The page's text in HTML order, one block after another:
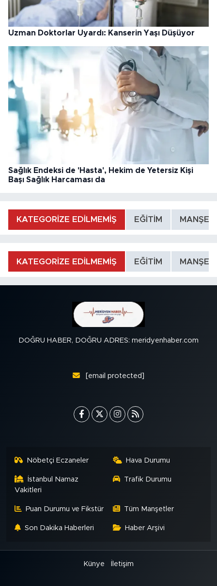
Uzman Doktorlar Uyardı: Kanserin Yaşı Düşüyor
Sağlık Endeksi de 'Hasta', Hekim de Yetersiz Kişi
Başı Sağlık Harcaması da
KATEGORİZE EDİLMEMİŞ EĞİTİM MANŞET
KATEGORİZE EDİLMEMİŞ EĞİTİM MANŞET
DOĞRU HABER, DOĞRU ADRES: meridyenhaber.com
[email protected]
Nöbetçi Eczaneler Hava Durumu
İstanbul Namaz
Vakitleri
Trafik Durumu
Puan Durumu ve Fikstür Tüm Manşetler
Son Dakika Haberleri Haber Arşivi
Künye İletişim